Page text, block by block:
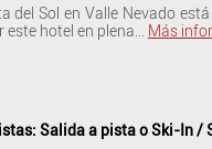
del Sol en Valle Nevado
este hotel en plena…
Más
: Salida a pista o Ski-In /